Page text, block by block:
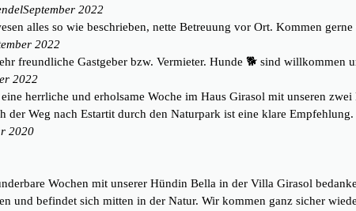
September 2022
alles so wie beschrieben, nette Betreuung vor Ort. Kommen gerne
2022
freundliche Gastgeber bzw. Vermieter. Hunde 🐕 sind willkommen
2022
herrliche und erholsame Woche im Haus Girasol mit unseren
der Weg nach Estartit durch den Naturpark ist eine klare Empfehlung.
2020
Wochen mit unserer Hündin Bella in der Villa Girasol
und befindet sich mitten in der Natur. Wir kommen ganz sicher